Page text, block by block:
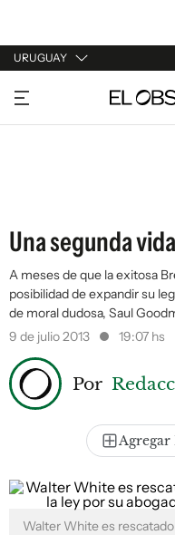
URUGUAY
URUGUAY
ARGENTINA
Una segunda
A meses de que la exitosa
posibilidad de expandir su
de moral dudosa, Saul
9 de julio 2013
19:07 hs
Por
Agregar
Walter White es